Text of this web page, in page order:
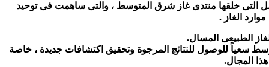
التى خلقها منتدى غاز شرق المتوسط ، والتى ساهمت فى توحيد
الغاز .
الطبيعى المسال.
سعياً للوصول للنتائج المرجوة وتحقيق اكتشافات جديدة ، خاصة
المجال.